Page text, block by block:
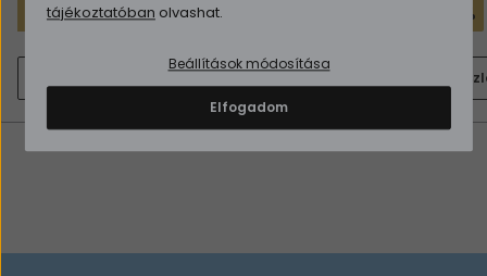
-49% -385.090 Ft
Kosárba
-14%
tájékoztatóban olvashat.
Beállítások módosítása
Elfogadom